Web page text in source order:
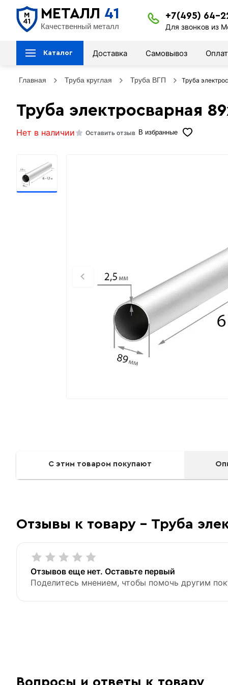
МЕТАЛЛ 41
Качественный металл
+7(495) 64-
Для звонков из
Каталог Доставка Самовывоз
Главная Труба круглая Труба ВГП Труба
Труба электросварная
Нет в наличии Оставить отзыв В избранные
С этим товаром покупают
Отзывы к товару - Труба
Отзывов еще нет. Оставьте первый
Поделитесь мнением, чтобы помочь другим
Вопросы и ответы к товару